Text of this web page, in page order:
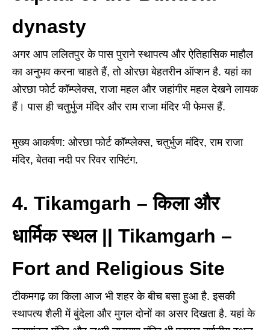
dynasty
अगर आप ललितपुर के पास पुराने स्थापत्य और ऐतिहासिक माहौल
का अनुभव करना चाहते हैं, तो ओरछा बेहतरीन ऑप्शन है. यहां का
ओरछा फोर्ट कॉम्प्लेक्स, राजा महल और जहांगीर महल देखने लायक
हैं। पास ही चतुर्भुज मंदिर और राम राजा मंदिर भी फेमस हैं.
मुख्य आकर्षण: ओरछा फोर्ट कॉम्प्लेक्स, चतुर्भुज मंदिर, राम राजा
मंदिर, बेतवा नदी पर रिवर राफ्टिंग.
4. Tikamgarh – किला और
धार्मिक स्थल || Tikamgarh –
Fort and Religious Site
टीकमगढ़ का किला आज भी शहर के बीच बसा हुआ है. इसकी
स्थापत्य शैली में बुंदेला और मुगल दोनों का असर दिखता है. यहां के